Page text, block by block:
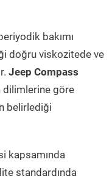
bakımı
doğru viskozitede ve
Jeep Compass
dilimlerine göre
belirlediği
kapsamında
standardında